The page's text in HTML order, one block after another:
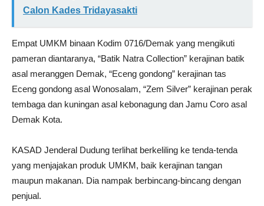
Calon Kades Tridayasakti
Empat UMKM binaan Kodim 0716/Demak yang mengikuti
pameran diantaranya, “Batik Natra Collection” kerajinan batik
asal meranggen Demak, “Eceng gondong” kerajinan tas
Eceng gondong asal Wonosalam, “Zem Silver” kerajinan perak
tembaga dan kuningan asal kebonagung dan Jamu Coro asal
Demak Kota.
KASAD Jenderal Dudung terlihat berkeliling ke tenda-tenda
yang menjajakan produk UMKM, baik kerajinan tangan
maupun makanan. Dia nampak berbincang-bincang dengan
penjual.